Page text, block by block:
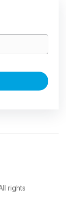
rights